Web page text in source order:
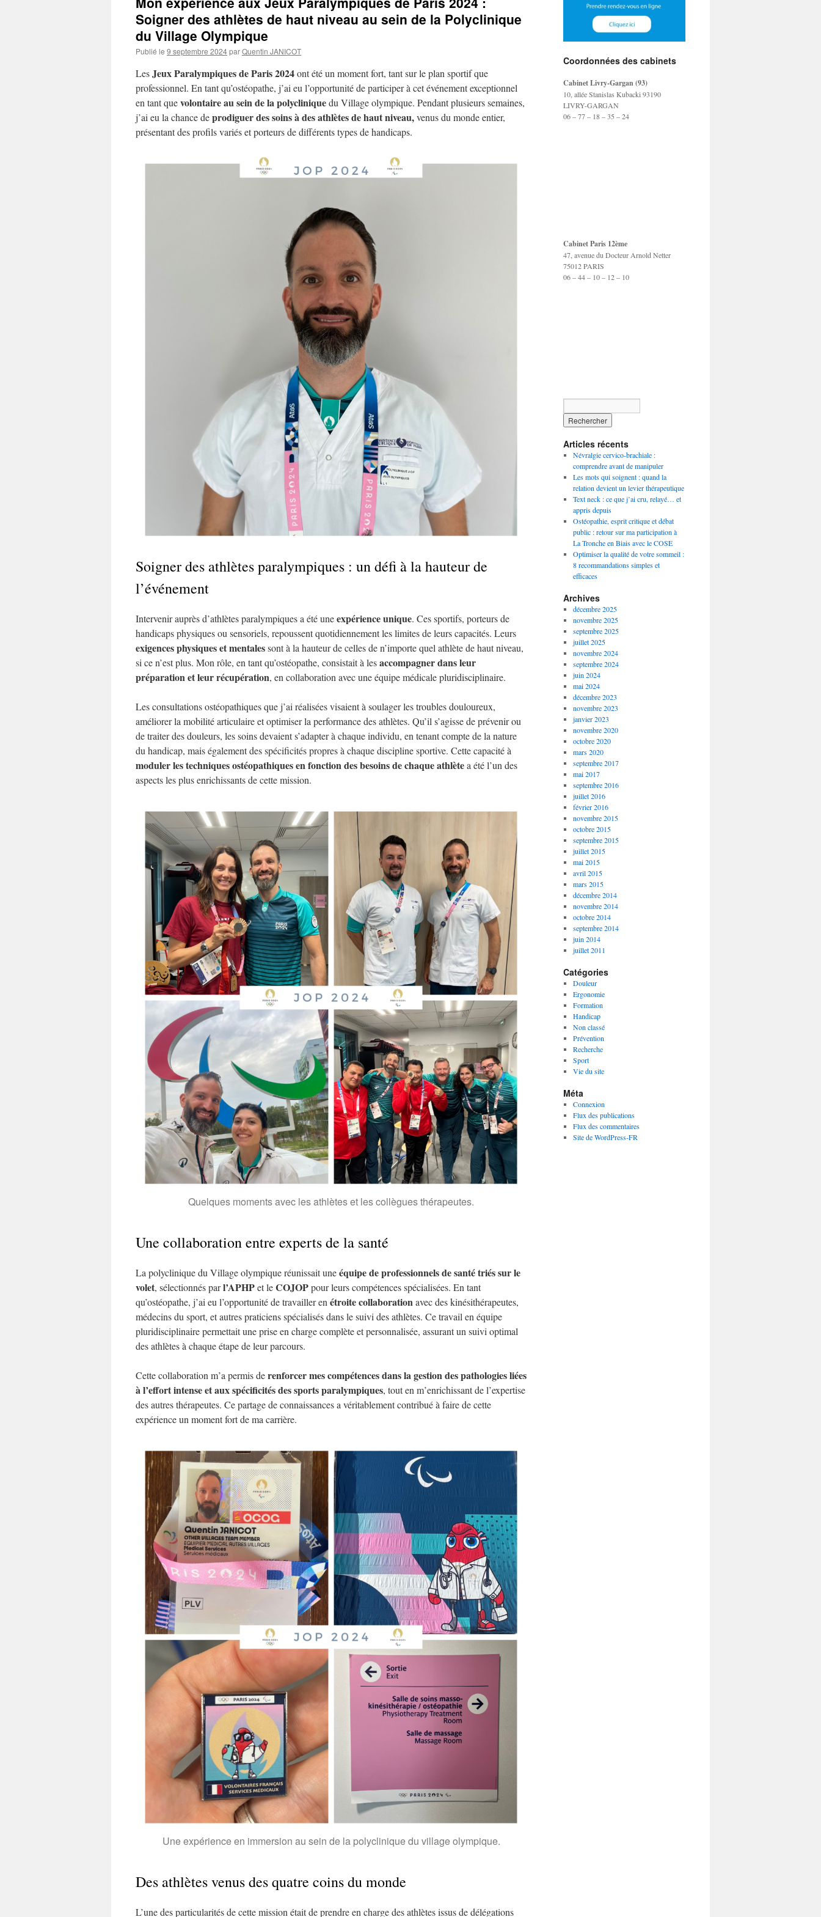
Soigner des athlètes de haut niveau au sein de la Polyclinique
du Village Olympique
Publié le 9 septembre 2024parQuentin JANICOT
LesJeux Paralympiques de Paris 2024ont été un moment fort, tant sur le plan sportif que
professionnel. En tant qu’ostéopathe, j’ai eu l’opportunité de participer à cet événement exceptionnel
en tant quevolontaire au sein de la polycliniquedu Village olympique. Pendant plusieurs semaines,
j’ai eu la chance deprodiguer des soins à des athlètes de haut niveau,venus du monde entier,
présentant des profils variés et porteurs de différents types de handicaps.
Soigner des athlètes paralympiques : un défi à la hauteur de
l’événement
Intervenir auprès d’athlètes paralympiques a été uneexpérience unique. Ces sportifs, porteurs de
handicaps physiques ou sensoriels, repoussent quotidiennement les limites de leurs capacités. Leurs
exigences physiques et mentalessont à la hauteur de celles de n’importe quel athlète de haut niveau,
si ce n’est plus. Mon rôle, en tant qu’ostéopathe, consistait à lesaccompagner dans leur
préparation et leur récupération, en collaboration avec une équipe médicale pluridisciplinaire.
Les consultations ostéopathiques que j’ai réalisées visaient à soulager les troubles douloureux,
améliorer la mobilité articulaire et optimiser la performance des athlètes. Qu’il s’agisse de prévenir ou
de traiter des douleurs, les soins devaient s’adapter à chaque individu, en tenant compte de la nature
du handicap, mais également des spécificités propres à chaque discipline sportive. Cette capacité à
moduler les techniques ostéopathiques en fonction des besoins de chaque athlètea été l’un des
aspects les plus enrichissants de cette mission.
Quelques moments avec les athlètes et les collègues thérapeutes.
Une collaboration entre experts de la santé
La polyclinique du Village olympique réunissait uneéquipe de professionnels de santé triés sur le
volet, sélectionnés parl’APHPet leCOJOPpour leurs compétences spécialisées. En tant
qu’ostéopathe, j’ai eu l’opportunité de travailler en étroite collaborationavec des kinésithérapeutes,
médecins du sport, et autres praticiens spécialisés dans le suivi des athlètes. Ce travail en équipe
pluridisciplinaire permettait une prise en charge complète et personnalisée, assurant un suivi optimal
des athlètes à chaque étape de leur parcours.
Cette collaboration m’a permis derenforcer mes compétences dans la gestion des pathologies liées
à l’effort intense et aux spécificités des sports paralympiques, tout en m’enrichissant de l’expertise
des autres thérapeutes. Ce partage de connaissances a véritablement contribué à faire de cette
expérience un moment fort de ma carrière.
Une expérience en immersion au sein de la polyclinique du village olympique.
Des athlètes venus des quatre coins du monde
L’une des particularités de cette mission était de prendre en charge des athlètes issus de délégations
Coordonnées des cabinets
Cabinet Livry-Gargan (93)
10, allée Stanislas Kubacki 93190
LIVRY-GARGAN
06 – 77 – 18 – 35 – 24
Cabinet Paris 12ème
47, avenue du Docteur Arnold Netter
75012 PARIS
06 – 44 – 10 – 12 – 10
Articles récents
Névralgie cervico-brachiale :
comprendre avant de manipuler
Les mots qui soignent : quand la
relation devient un levier thérapeutique
Text neck : ce que j’ai cru, relayé… et
appris depuis
Ostéopathie, esprit critique et débat
public : retour sur ma participation à
La Tronche en Biais avec le COSE
Optimiser la qualité de votre sommeil :
8 recommandations simples et
efficaces
Archives
décembre 2025
novembre 2025
septembre 2025
juillet 2025
novembre 2024
septembre 2024
juin 2024
mai 2024
décembre 2023
novembre 2023
janvier 2023
novembre 2020
octobre 2020
mars 2020
septembre 2017
mai 2017
septembre 2016
juillet 2016
février 2016
novembre 2015
octobre 2015
septembre 2015
juillet 2015
mai 2015
avril 2015
mars 2015
décembre 2014
novembre 2014
octobre 2014
septembre 2014
juin 2014
juillet 2011
Catégories
Douleur
Ergonomie
Formation
Handicap
Non classé
Prévention
Recherche
Sport
Vie du site
Méta
Connexion
Flux des publications
Flux des commentaires
Site de WordPress-FR